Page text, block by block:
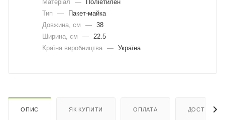
Матеріал
—
Поліетилен
Тип
—
Пакет-майка
Довжина, cм
— 38
Ширина, cм
—
22.5
Країна виробництва — Україна
ОПИС ЯК КУПИТИ ОПЛАТА ДОСТАВКА